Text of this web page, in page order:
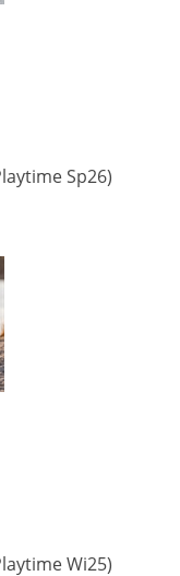
Sp26)
Wi25)